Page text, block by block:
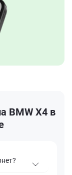
BMW X4 в